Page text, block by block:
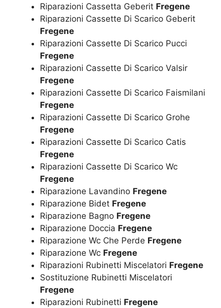
Riparazioni Cassetta Geberit Fregene
Riparazioni Cassette Di Scarico Geberit
Fregene
Riparazioni Cassette Di Scarico Pucci
Fregene
Riparazioni Cassette Di Scarico Valsir
Fregene
Riparazioni Cassette Di Scarico Faismilani
Fregene
Riparazioni Cassette Di Scarico Grohe
Fregene
Riparazioni Cassette Di Scarico Catis
Fregene
Riparazioni Cassette Di Scarico Wc
Fregene
Riparazione Lavandino Fregene
Riparazione Bidet Fregene
Riparazione Bagno Fregene
Riparazione Doccia Fregene
Riparazione Wc Che Perde Fregene
Riparazione Wc Fregene
Riparazioni Rubinetti Miscelatori Fregene
Sostituzione Rubinetti Miscelatori
Fregene
Riparazioni Rubinetti Fregene